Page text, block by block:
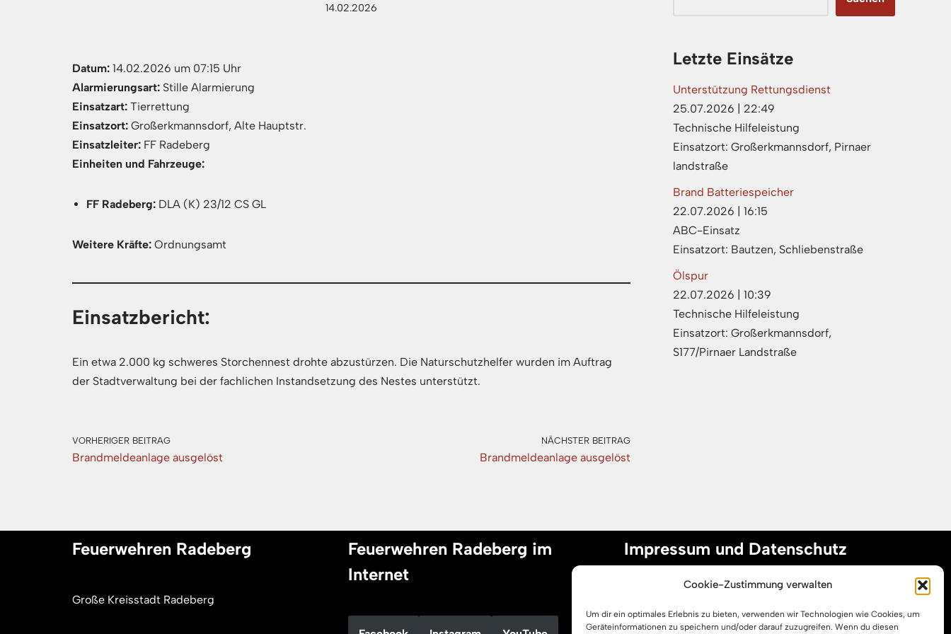
Cookie-Zustimmung verwalten
Um dir ein optimales Erlebnis zu bieten, verwenden wir Technologien wie Cookies, um
Geräteinformationen zu speichern und/oder darauf zuzugreifen. Wenn du diesen
14.02.2026
Datum: 14.02.2026 um 07:15 Uhr
Alarmierungsart: Stille Alarmierung
Einsatzart: Tierrettung
Einsatzort: Großerkmannsdorf, Alte Hauptstr.
Einsatzleiter: FF Radeberg
Einheiten und Fahrzeuge:
FF Radeberg: DLA (K) 23/12 CS GL
Weitere Kräfte: Ordnungsamt
Einsatzbericht:
Ein etwa 2.000 kg schweres Storchennest drohte abzustürzen. Die Naturschutzhelfer wurden im Auftrag
der Stadtverwaltung bei der fachlichen Instandsetzung des Nestes unterstützt.
VORHERIGER BEITRAG
Brandmeldeanlage ausgelöst
NÄCHSTER BEITRAG
Brandmeldeanlage ausgelöst
Letzte Einsätze
Unterstützung Rettungsdienst
25.07.2026 | 22:49
Technische Hilfeleistung
Einsatzort: Großerkmannsdorf, Pirnaer
landstraße
Brand Batteriespeicher
22.07.2026 | 16:15
ABC-Einsatz
Einsatzort: Bautzen, Schliebenstraße
Ölspur
22.07.2026 | 10:39
Technische Hilfeleistung
Einsatzort: Großerkmannsdorf,
S177/Pirnaer Landstraße
Feuerwehren Radeberg
Große Kreisstadt Radeberg
Feuerwehren Radeberg im
Internet
Impressum und Datenschutz
Datenschutzerklärung